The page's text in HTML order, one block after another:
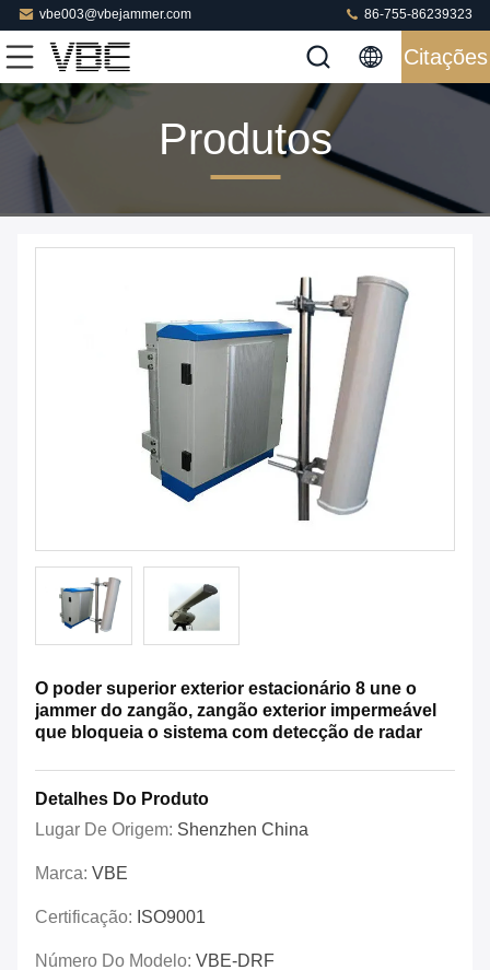
vbe003@vbejammer.com 86-755-86239323
Citações
Produtos
O poder superior exterior estacionário 8 une o
jammer do zangão, zangão exterior impermeável
que bloqueia o sistema com detecção de radar
Detalhes Do Produto
Lugar De Origem: Shenzhen China
Marca: VBE
Certificação: ISO9001
Número Do Modelo: VBE-DRF